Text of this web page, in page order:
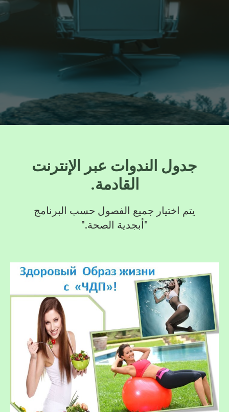
جدول الندوات عبر الإنترنت
القادمة.
يتم اختيار جميع الفصول حسب البرنامج
"أبجدية الصحة."